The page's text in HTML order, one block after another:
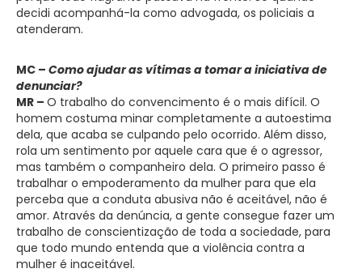
decidi acompanhá-la como advogada, os policiais a
atenderam.
MC – Como ajudar as vítimas a tomar a iniciativa de
denunciar?
MR – O trabalho do convencimento é o mais difícil. O
homem costuma minar completamente a autoestima
dela, que acaba se culpando pelo ocorrido. Além disso,
rola um sentimento por aquele cara que é o agressor,
mas também o companheiro dela. O primeiro passo é
trabalhar o empoderamento da mulher para que ela
perceba que a conduta abusiva não é aceitável, não é
amor. Através da denúncia, a gente consegue fazer um
trabalho de conscientização de toda a sociedade, para
que todo mundo entenda que a violência contra a
mulher é inaceitável.